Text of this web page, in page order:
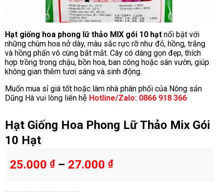
Hạt giống hoa phong lữ thảo MIX gói 10 hạt nổi bật với
những chùm hoa nở dày, màu sắc rực rỡ như đỏ, hồng, trắng
và hồng phấn vô cùng bắt mắt. Cây có dáng gọn đẹp, thích
hợp trồng trong chậu, bồn hoa, ban công hoặc sân vườn, giúp
không gian thêm tươi sáng và sinh động.
Muốn mua sỉ giá tốt hoặc làm nhà phân phối của Nông sản
Dũng Hà vui lòng liên hệ Hotline/Zalo: 0866 918 366
Hạt Giống Hoa Phong Lữ Thảo Mix Gói
10 Hạt
25.000 ₫– 27.000 ₫